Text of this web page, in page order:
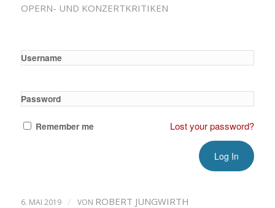
OPERN- UND KONZERTKRITIKEN
Username
Password
Remember me Lost your password?
6. MAI 2019 / VON ROBERT JUNGWIRTH